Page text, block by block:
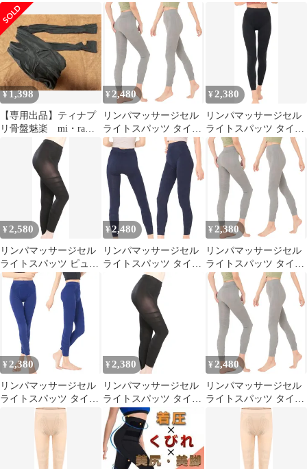
キリ美脚 Lサイズ
おやすみ用着圧
ト EX 高圧力タイプ
着圧 レディース ふくら
¥1,398
【専用出品】ティナプ
リ骨盤魅楽 mi・ra・
ku 着圧トレンカLブラ
ック 2足組
¥ 2,480
リンパマッサージセル
ライトスパッツ タイツ
着圧 レディース ふくら
はぎ (グレー, L-LL)
¥ 2,380
リンパマッサージセル
ライトスパッツ タイツ
着圧 レディース ふくら
はぎ (ブラック, L-LL)
¥ 2,580
リンパマッサージセル
ライトスパッツ ピュア
シーク カラータイツ 着
圧スパッツ 着圧タイツ
レディース Sサイズ (S)
¥2,480
リンパマッサージセル
ライトスパッツ タイツ
着圧 レディース ふくら
¥ 2,380
リンパマッサージセル
ライトスパッツ タイツ
着圧 レディース ふくら
はぎ (グレー, M-L)
¥ 2,380
リンパマッサージセル
ライトスパッツ タイツ
着圧 レディース ふくら
ー, L-LL)
¥ 2,380
リンパマッサージセル
ライトスパッツ タイツ
着圧 レディース ふくら
はぎ (ブラック, M-L)
¥ 2,480
リンパマッサージセル
ライトスパッツ タイツ
着圧 レディース ふくら